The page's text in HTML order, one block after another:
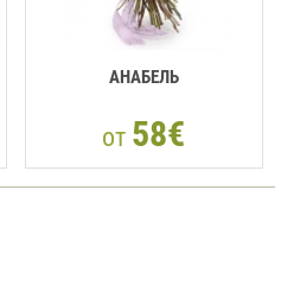
АНАБЕЛЬ
от 58€